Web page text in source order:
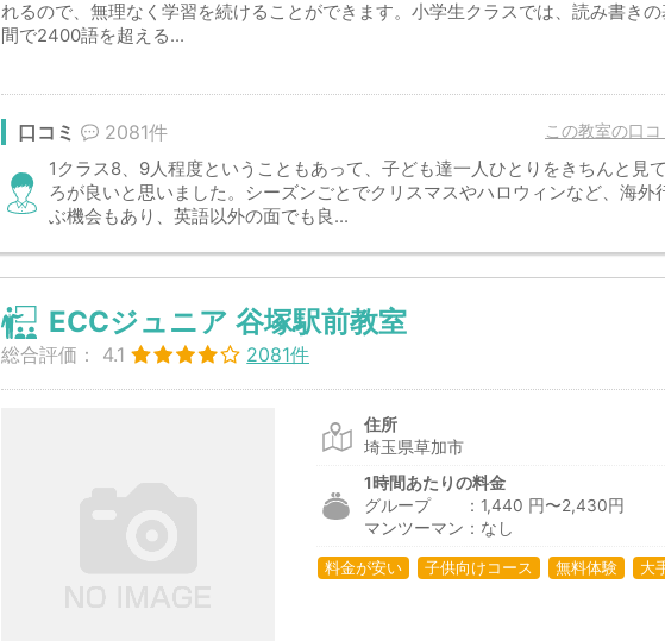
れるので、無理なく学習を続けることができます。小学生クラスでは、読み書き
間で2400語を超える...
この教室の口
口コミ 2081件
1クラス8、9人程度ということもあって、子ども達一人ひとりをきちんと見
ろが良いと思いました。シーズンごとでクリスマスやハロウィンなど、海外
ぶ機会もあり、英語以外の面でも良...
ECCジュニア 谷塚駅前教室
総合評価： 4.1 2081件
住所
埼玉県草加市
1時間あたりの料金
グループ ：1,440 円〜2,430円
マンツーマン：なし
料金が安い 子供向けコース 無料体験 大